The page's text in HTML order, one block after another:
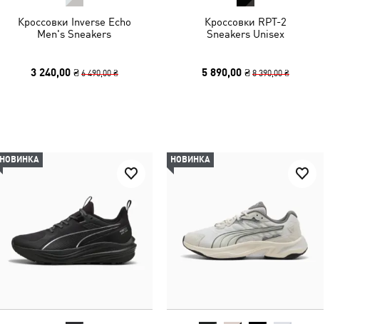
Кроссовки Inverse Echo
Men's Sneakers
3 240,00 ₴ 6 490,00 ₴
Кроссовки RPT-2
Sneakers Unisex
5 890,00 ₴ 8 390,00 ₴
НОВИНКА НОВИНКА